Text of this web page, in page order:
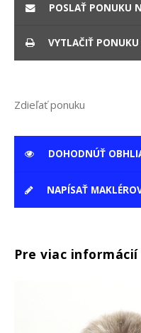
POSLAŤ PONUKU
VYTLAČIŤ PONUKU
Zdieľať ponuku
DOHODNÚŤ
NAPÍSAŤ
Pre viac